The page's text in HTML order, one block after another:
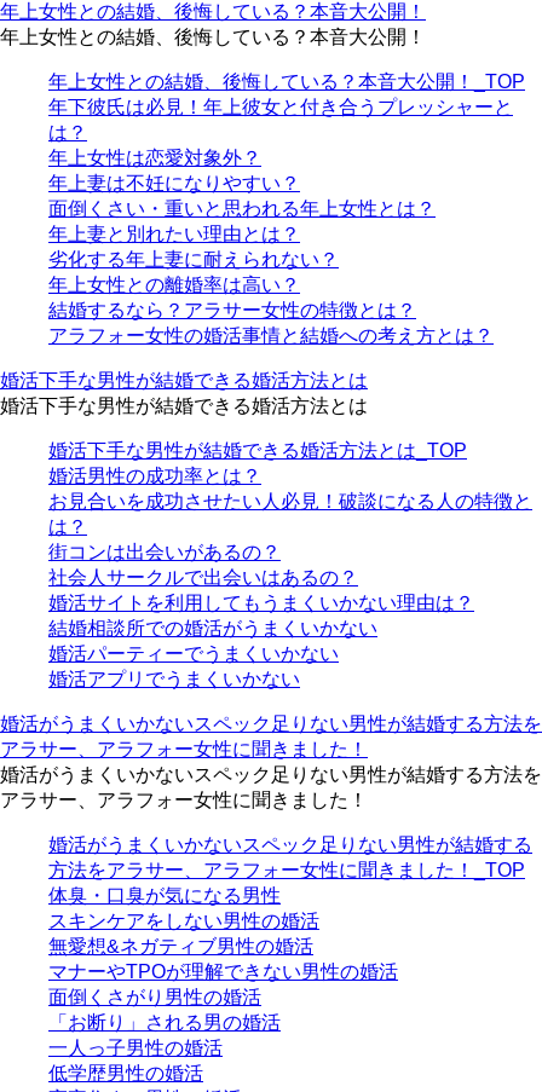
年上女性との結婚、後悔している？本音大公開！
年上女性との結婚、後悔している？本音大公開！
年上女性との結婚、後悔している？本音大公開！_TOP
年下彼氏は必見！年上彼女と付き合うプレッシャーと
は？
年上女性は恋愛対象外？
年上妻は不妊になりやすい？
面倒くさい・重いと思われる年上女性とは？
年上妻と別れたい理由とは？
劣化する年上妻に耐えられない？
年上女性との離婚率は高い？
結婚するなら？アラサー女性の特徴とは？
アラフォー女性の婚活事情と結婚への考え方とは？
婚活下手な男性が結婚できる婚活方法とは
婚活下手な男性が結婚できる婚活方法とは
婚活下手な男性が結婚できる婚活方法とは_TOP
婚活男性の成功率とは？
お見合いを成功させたい人必見！破談になる人の特徴と
は？
街コンは出会いがあるの？
社会人サークルで出会いはあるの？
婚活サイトを利用してもうまくいかない理由は？
結婚相談所での婚活がうまくいかない
婚活パーティーでうまくいかない
婚活アプリでうまくいかない
婚活がうまくいかないスペック足りない男性が結婚する方法を
アラサー、アラフォー女性に聞きました！
婚活がうまくいかないスペック足りない男性が結婚する方法を
アラサー、アラフォー女性に聞きました！
婚活がうまくいかないスペック足りない男性が結婚する
方法をアラサー、アラフォー女性に聞きました！_TOP
体臭・口臭が気になる男性
スキンケアをしない男性の婚活
無愛想&ネガティブ男性の婚活
マナーやTPOが理解できない男性の婚活
面倒くさがり男性の婚活
「お断り」される男の婚活
一人っ子男性の婚活
低学歴男性の婚活